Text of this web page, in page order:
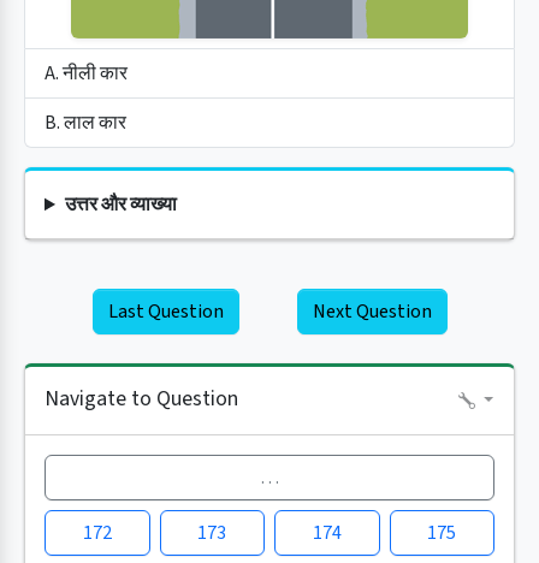
A. नीली कार
B. लाल कार
उत्तर और व्याख्या
Last Question Next Question
Navigate to Question
…
172 173 174 175